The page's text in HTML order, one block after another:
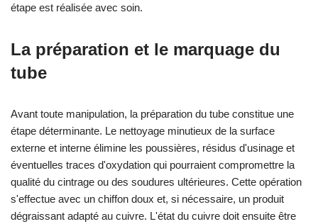
étape est réalisée avec soin.
La préparation et le marquage du
tube
Avant toute manipulation, la préparation du tube constitue une
étape déterminante. Le nettoyage minutieux de la surface
externe et interne élimine les poussières, résidus d'usinage et
éventuelles traces d'oxydation qui pourraient compromettre la
qualité du cintrage ou des soudures ultérieures. Cette opération
s'effectue avec un chiffon doux et, si nécessaire, un produit
dégraissant adapté au cuivre. L'état du cuivre doit ensuite être